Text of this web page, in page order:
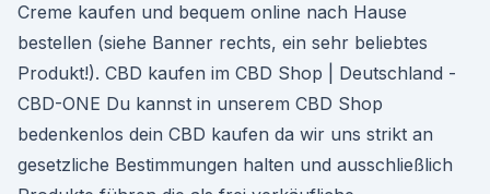
Creme kaufen und bequem online nach Hause
bestellen (siehe Banner rechts, ein sehr beliebtes
Produkt!). CBD kaufen im CBD Shop | Deutschland -
CBD-ONE Du kannst in unserem CBD Shop
bedenkenlos dein CBD kaufen da wir uns strikt an
gesetzliche Bestimmungen halten und ausschließlich